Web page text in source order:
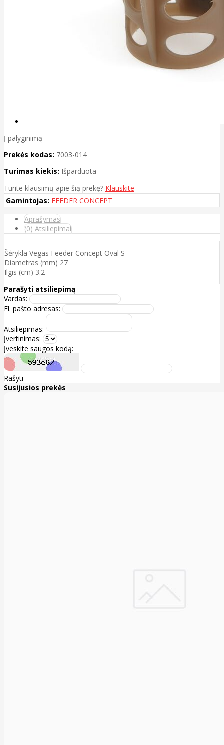
Į palyginimą
Prekės kodas: 7003-014
Turimas kiekis: Išparduota
Turite klausimų apie šią prekę? Klauskite
Gamintojas: FEEDER CONCEPT
Aprašymas
(0) Atsiliepimai
Šėrykla Vegas Feeder Concept Oval S
Diametras (mm) 27
Ilgis (cm) 3.2
Parašyti atsiliepimą
Vardas:
El. pašto adresas:
Atsiliepimas:
Įvertinimas:
Įveskite saugos kodą:
Rašyti
Susijusios prekės